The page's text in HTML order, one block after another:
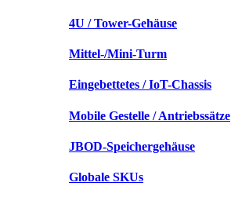
4U / Tower-Gehäuse
Mittel-/Mini-Turm
Eingebettetes / IoT-Chassis
Mobile Gestelle / Antriebssätze
JBOD-Speichergehäuse
Globale SKUs